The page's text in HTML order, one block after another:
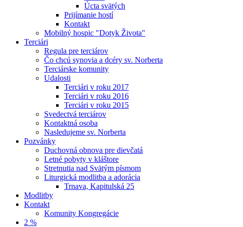
Úcta svätých
Prijímanie hostí
Kontakt
Mobilný hospic "Dotyk Života"
Terciári
Regula pre terciárov
Čo chcú synovia a dcéry sv. Norberta
Terciárske komunity
Udalosti
Terciári v roku 2017
Terciári v roku 2016
Terciári v roku 2015
Svedectvá terciárov
Kontaktná osoba
Nasledujeme sv. Norberta
Pozvánky
Duchovná obnova pre dievčatá
Letné pobyty v kláštore
Stretnutia nad Svätým písmom
Liturgická modlitba a adorácia
Trnava, Kapitulská 25
Modlitby
Kontakt
Komunity Kongregácie
2 %